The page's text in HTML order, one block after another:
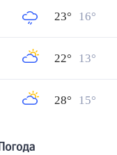
23° 16°
22° 13°
28° 15°